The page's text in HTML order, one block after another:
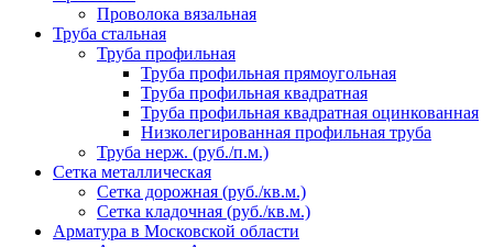
Проволока вязальная
Труба стальная
Труба профильная
Труба профильная прямоугольная
Труба профильная квадратная
Труба профильная квадратная оцинкованная
Низколегированная профильная труба
Труба нерж. (руб./п.м.)
Сетка металлическая
Сетка дорожная (руб./кв.м.)
Сетка кладочная (руб./кв.м.)
Арматура в Московской области